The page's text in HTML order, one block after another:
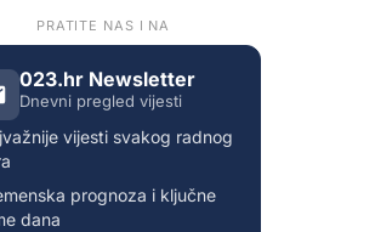
PRATITE NAS I NA
023.hr Newsletter
Dnevni pregled vijesti
vijesti svakog radnog
prognoza i ključne
dana